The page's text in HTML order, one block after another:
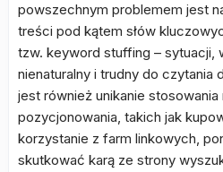
powszechnym problemem jest
treści pod kątem słów
tzw. keyword stuffing – sytuacji,
nienaturalny i trudny do czytania
jest również unikanie
pozycjonowania, takich jak
korzystanie z farm linkowych,
skutkować karą ze strony